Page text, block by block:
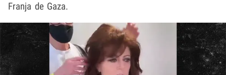
Franja de Gaza.